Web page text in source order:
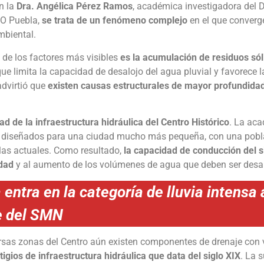
la Dra. Angélica Pérez Ramos, académica investigadora del
Puebla,se trata de un fenómeno complejo en el que
de los factores más visibleses la acumulación de residuos
limita la capacidad de desalojo del agua pluvial y favorece
queexisten causas estructurales de mayor
de la infraestructura hidráulica del Centro Histórico. La
para una ciudad mucho más pequeña, con una
actuales. Como resultado, la capacidad de conducción del
y al aumento de los volúmenes de agua que deben ser
entra en la categoría de lluvia
del SMN
zonas del Centro aún existen componentes de drenaje
de infraestructura hidráulica que data del siglo XIX. La